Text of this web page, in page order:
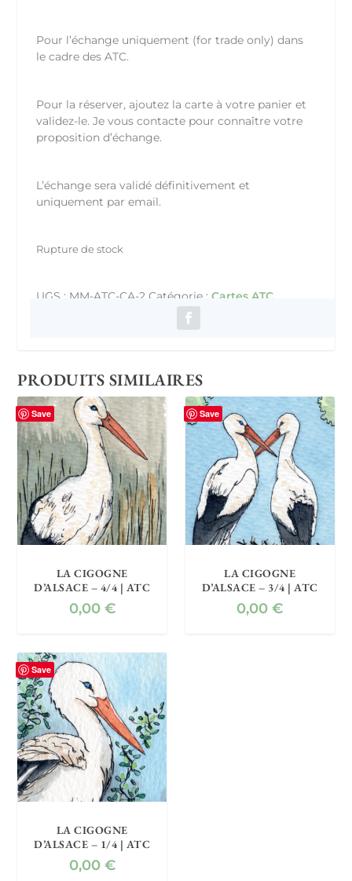
Pour l’échange uniquement (for trade only) dans
le cadre des ATC.
Pour la réserver, ajoutez la carte à votre panier et
validez-le. Je vous contacte pour connaître votre
proposition d’échange.
L’échange sera validé définitivement et
uniquement par email.
Rupture de stock
UGS : MM-ATC-CA-2 Catégorie :Cartes ATC
PRODUITS SIMILAIRES
Save
LA CIGOGNE
D’ALSACE – 4/4 | ATC
0,00 €
Save
LA CIGOGNE
D’ALSACE – 3/4 | ATC
0,00€
Save
LA CIGOGNE
D’ALSACE – 1/4 | ATC
0,00 €